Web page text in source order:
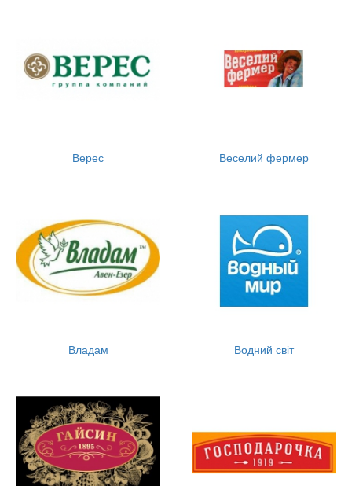
Верес Веселий фермер
Владам Водний світ